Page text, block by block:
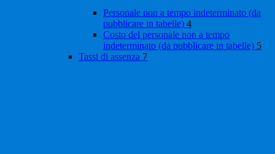
Personale non a tempo indeterminato (da
pubblicare in tabelle) 4
Costo del personale non a tempo
indeterminato (da pubblicare in tabelle) 5
Tassi di assenza 7